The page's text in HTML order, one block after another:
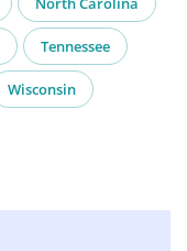
Tennessee
Wisconsin